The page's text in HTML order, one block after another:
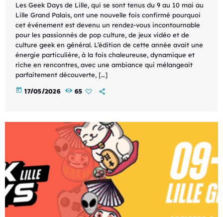
Les Geek Days de Lille, qui se sont tenus du 9 au 10 mai au
Lille Grand Palais, ont une nouvelle fois confirmé pourquoi
cet événement est devenu un rendez-vous incontournable
pour les passionnés de pop culture, de jeux vidéo et de
culture geek en général. L’édition de cette année avait une
énergie particulière, à la fois chaleureuse, dynamique et
riche en rencontres, avec une ambiance qui mélangeait
parfaitement découverte, […]
today 17/05/2026 65